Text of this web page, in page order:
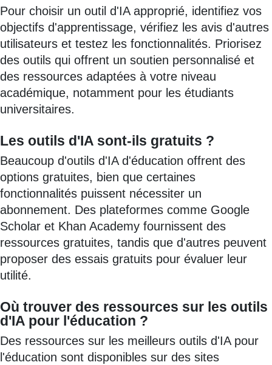
Pour choisir un outil d'IA approprié, identifiez vos
objectifs d'apprentissage, vérifiez les avis d'autres
utilisateurs et testez les fonctionnalités. Priorisez
des outils qui offrent un soutien personnalisé et
des ressources adaptées à votre niveau
académique, notamment pour les étudiants
universitaires.
Les outils d'IA sont-ils gratuits ?
Beaucoup d'outils d'IA d'éducation offrent des
options gratuites, bien que certaines
fonctionnalités puissent nécessiter un
abonnement. Des plateformes comme Google
Scholar et Khan Academy fournissent des
ressources gratuites, tandis que d'autres peuvent
proposer des essais gratuits pour évaluer leur
utilité.
Où trouver des ressources sur les outils
d'IA pour l'éducation ?
Des ressources sur les meilleurs outils d'IA pour
l'éducation sont disponibles sur des sites